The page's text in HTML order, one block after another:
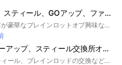
【フォートナイト】スティール、GOアップ、ファイト交換所もちゃオプ🔥世界一配布多いです
そこの君！世界一配布が豪華なブレインロットオプ興味ないかい？スティール、GOアップ、ファイトなど！沢山な配布をしていくから入ってね‼️🔥 #フォートナイト#フォトナ#ブレインロット#ブレロ#GOアップ#ゴーアップ#ファイト#ブレインロットファイト#配布
フォートナイト ゴーアップ、スティール交換所オプ‼️
主にゴーアップ、スティール、ブレインロッドの交換など配布などをしています！みんなが楽しく安全に交換出来るオープンチャットを作れるように頑張ります！！#ブレインロット#フォートナイト#フォトナ#ブレインロッド#フォトナブレインロット#フォートナイトブレインロット#配布#フォートナイトブレインロッド#STEAL THE BRAINROT#ロブロックス#ゴーアップ